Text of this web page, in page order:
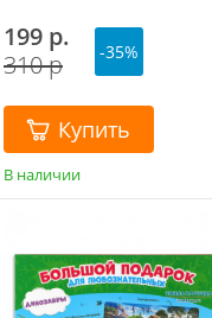
199 р.
310 р
-35%
Купить
В наличии